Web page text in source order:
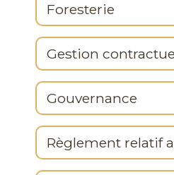
Foresterie
Gestion
Gouvernance
Règlement relatif